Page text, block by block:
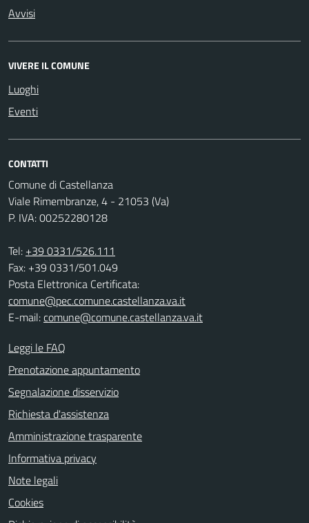
Avvisi
VIVERE IL COMUNE
Luoghi
Eventi
CONTATTI
Comune di Castellanza
Viale Rimembranze, 4 - 21053 (Va)
P. IVA: 00252280128
Tel: +39 0331/526.111
Fax: +39 0331/501.049
Posta Elettronica Certificata:
comune@pec.comune.castellanza.va.it
E-mail:comune@comune.castellanza.va.it
Leggi le FAQ
Prenotazione appuntamento
Segnalazione disservizio
Richiesta d'assistenza
Amministrazione trasparente
Informativa privacy
Note legali
Cookies